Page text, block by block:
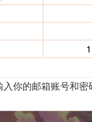
你的邮箱账号和